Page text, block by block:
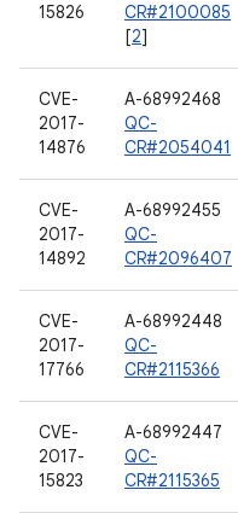
15826
CR#2100085
[2]
CVE-
2017-
14876
A-68992468
QC-
CR#2054041
CVE-
2017-
14892
A-68992455
QC-
CR#2096407
CVE-
2017-
17766
A-68992448
QC-
CR#2115366
CVE-
2017-
15823
A-68992447
QC-
CR#2115365